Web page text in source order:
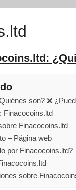
son? ❌
Finacocoins.ltd
Finacocoins.ltd
– Página web
por Finacocoins.ltd?
sobre